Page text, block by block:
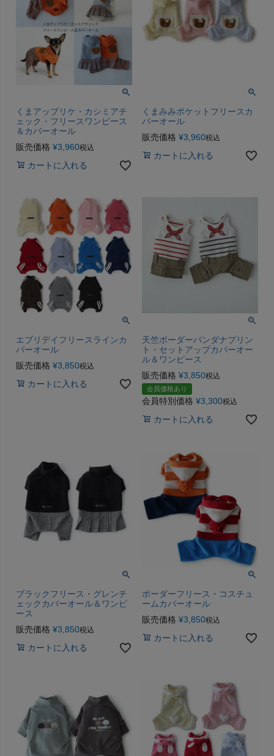
くまアップリケ・カシミアチ
ェック・フリースワンピース
＆カバーオール
販売価格 ¥3,960税込
カートに入れる
くまみみポケットフリースカ
バーオール
販売価格 ¥3,960税込
カートに入れる
エブリデイフリースラインカ
バーオール
販売価格 ¥3,850税込
カートに入れる
天竺ボーダーバンダナプリン
ト・セットアップカバーオー
ル＆ワンピース
販売価格 ¥3,850税込
会員価格あり
会員特別価格 ¥3,300税込
カートに入れる
ブラックフリース・グレンチ
ェックカバーオール＆ワンピ
ース
販売価格 ¥3,850税込
カートに入れる
ボーダーフリース・コスチュ
ームカバーオール
販売価格 ¥3,850税込
カートに入れる